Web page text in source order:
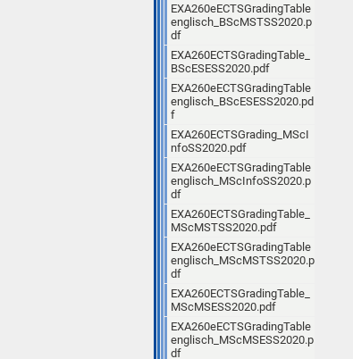
EXA260eECTSGradingTable
englisch_BScMSTSS2020.p
df
EXA260ECTSGradingTable_
BScESESS2020.pdf
EXA260eECTSGradingTable
englisch_BScESESS2020.pd
f
EXA260ECTSGrading_MScI
nfoSS2020.pdf
EXA260eECTSGradingTable
englisch_MScInfoSS2020.p
df
EXA260ECTSGradingTable_
MScMSTSS2020.pdf
EXA260eECTSGradingTable
englisch_MScMSTSS2020.p
df
EXA260ECTSGradingTable_
MScMSESS2020.pdf
EXA260eECTSGradingTable
englisch_MScMSESS2020.p
df